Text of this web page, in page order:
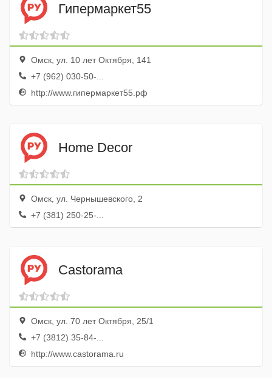
Гипермаркет55
Омск, ул. 10 лет Октября, 141
+7 (962) 030-50-...
http://www.гипермаркет55.рф
Home Decor
Омск, ул. Чернышевского, 2
+7 (381) 250-25-...
Castorama
Омск, ул. 70 лет Октября, 25/1
+7 (3812) 35-84-...
http://www.castorama.ru